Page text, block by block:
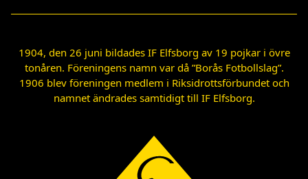
1904, den 26 juni bildades IF Elfsborg av 19 pojkar i övre
tonåren. Föreningens namn var då ”Borås Fotbollslag”.
1906 blev föreningen medlem i Riksidrottsförbundet och
namnet ändrades samtidigt till IF Elfsborg.